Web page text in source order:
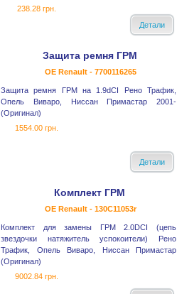
238.28 грн.
Детали
Защита ремня ГРМ
OE Renault - 7700116265
Защита ремня ГРМ на 1.9dCI Рено Трафик,
Опель Виваро, Ниссан Примастар 2001-
(Оригинал)
1554.00 грн.
Детали
Комплект ГРМ
OE Renault - 130C11053r
Комплект для замены ГРМ 2.0DCI (цепь
звездочки натяжитель успокоители) Рено
Трафик, Опель Виваро, Ниссан Примастар
(Оригинал)
9002.84 грн.